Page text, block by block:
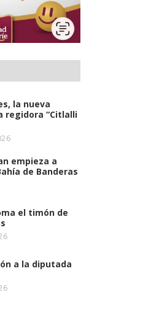
la nueva
regidora “Citlalli
empieza a
de Banderas
el timón de
a la diputada